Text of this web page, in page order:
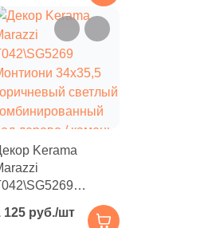
под дерево
Kerama
Монтиони 34x35,5
светлый
125 руб./шт